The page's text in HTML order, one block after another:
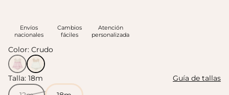
Envíos
nacionales
Cambios
fáciles
Atención
personalizada
Color: Crudo
Talla: 18m
Guía de tallas
Sandalias Maui MC
$140.000